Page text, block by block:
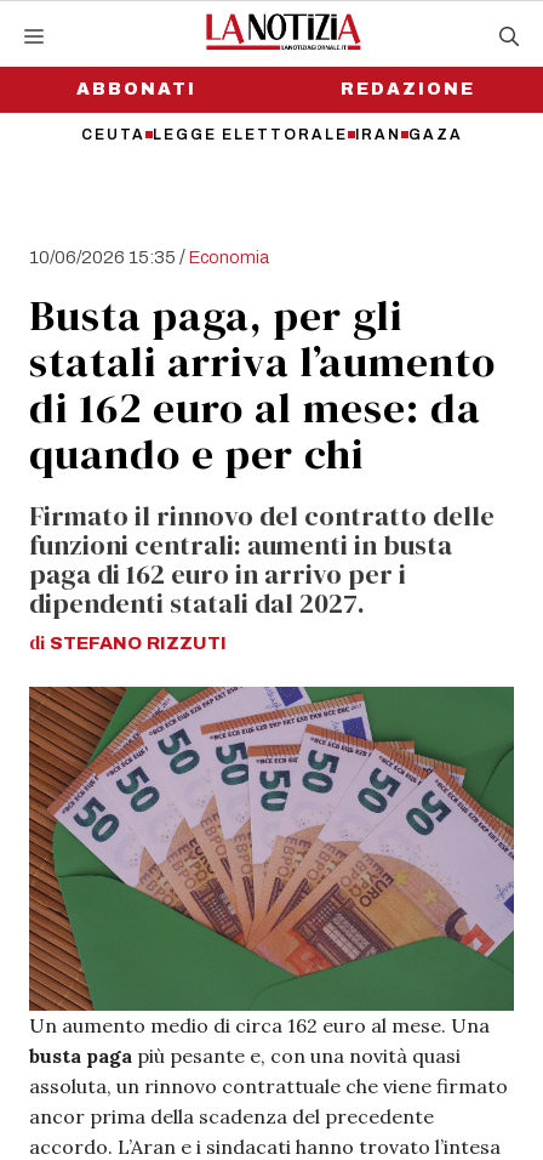
contenutoABBONATI
CEUTA LEGGE ELETTORALE IRAN GAZA
REDAZIONE
10/06/2026 15:35 /Economia
Busta paga, per gli
statali arriva l’aumento
di 162 euro al mese: da
quando e per chi
Firmato il rinnovo del contratto delle
funzioni centrali: aumenti in busta
paga di 162 euro in arrivo per i
dipendenti statali dal 2027.
di STEFANO RIZZUTI
Un aumento medio di circa 162 euro al mese. Una
busta paga più pesante e, con una novità quasi
assoluta, un rinnovo contrattuale che viene firmato
ancor prima della scadenza del precedente
accordo. L’Aran e i sindacati hanno trovato l’intesa